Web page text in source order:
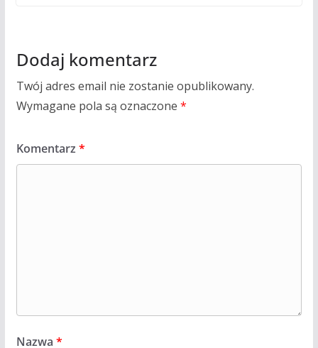
Dodaj komentarz
Twój adres email nie zostanie opublikowany.
Wymagane pola są oznaczone *
Komentarz *
Nazwa *